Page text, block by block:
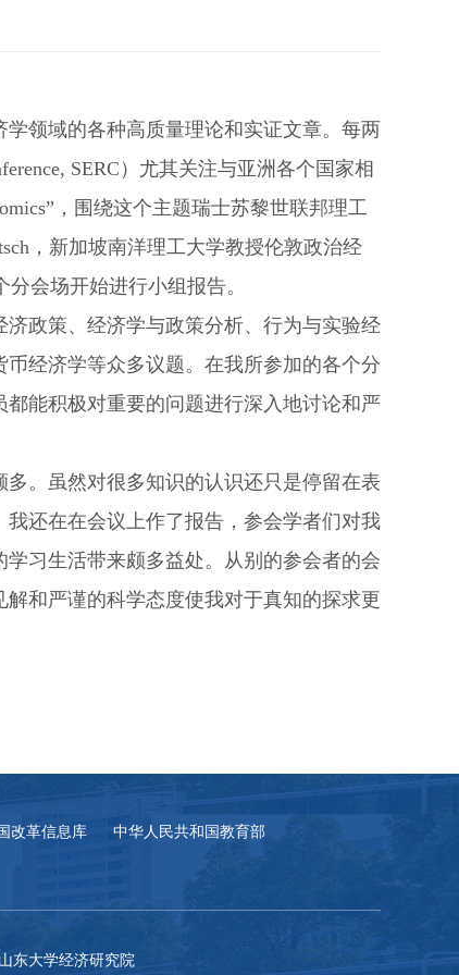
领域的各种高质量理论和实证文章。每两
SERC）尤其关注与亚洲各个国家相
，围绕这个主题瑞士苏黎世联邦理工
，新加坡南洋理工大学教授伦敦政治经
会场开始进行小组报告。
政策、经济学与政策分析、行为与实验经
经济学等众多议题。在我所参加的各个分
能积极对重要的问题进行深入地讨论和严
。虽然对很多知识的认识还只是停留在表
还在在会议上作了报告，参会学者们对我
习生活带来颇多益处。从别的参会者的会
和严谨的科学态度使我对于真知的探求更
改革信息库 中华人民共和国教育部
东大学经济研究院